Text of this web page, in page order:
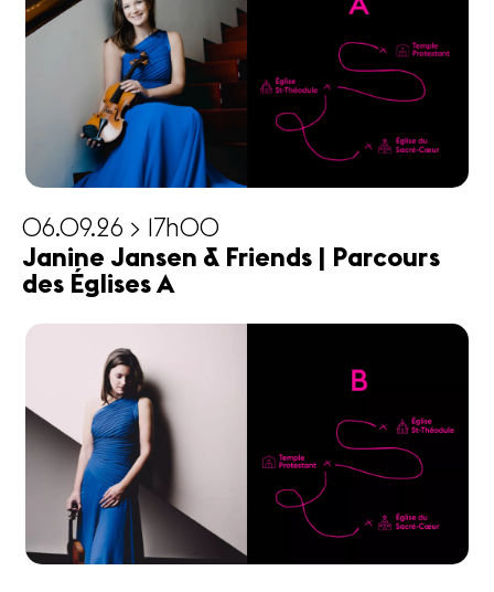
06.09.26 > 17h00
Janine Jansen & Friends | Parcours
des Églises A